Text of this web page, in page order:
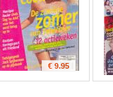
€ 9.95